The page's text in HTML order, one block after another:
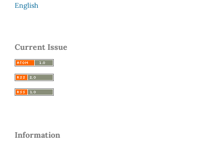
English
Current Issue
Information